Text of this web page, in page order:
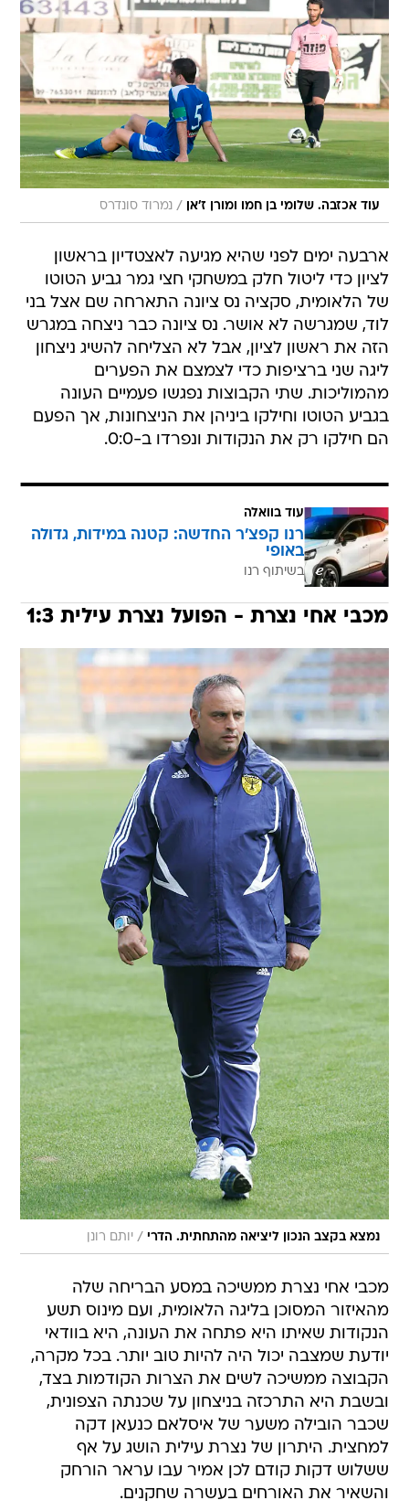
עוד אכזבה. שלומי בן חמו ומורן ז'אן / נמרוד סונדרס
ארבעה ימים לפני שהיא מגיעה לאצטדיון בראשון
לציון כדי ליטול חלק במשחקי חצי גמר גביע הטוטו
של הלאומית, סקציה נס ציונה התארחה שם אצל בני
לוד, שמגרשה לא אושר. נס ציונה כבר ניצחה במגרש
הזה את ראשון לציון, אבל לא הצליחה להשיג ניצחון
ליגה שני ברציפות כדי לצמצם את הפערים
מהמוליכות. שתי הקבוצות נפגשו פעמיים העונה
בגביע הטוטו וחילקו ביניהן את הניצחונות, אך הפעם
הם חילקו רק את הנקודות ונפרדו ב-0:0.
עוד בוואלה
רנו קפצ'ר החדשה: קטנה במידות, גדולה
באופי
בשיתוף רנו
מכבי אחי נצרת - הפועל נצרת עילית 1:3
נמצא בקצב הנכון ליציאה מהתחתית. הדרי / יותם רונן
מכבי אחי נצרת ממשיכה במסע הבריחה שלה
מהאיזור המסוכן בליגה הלאומית, ועם מינוס תשע
הנקודות שאיתו היא פתחה את העונה, היא בוודאי
יודעת שמצבה יכול היה להיות טוב יותר. בכל מקרה,
הקבוצה ממשיכה לשים את הצרות הקודמות בצד,
ובשבת היא התרכזה בניצחון על שכנתה הצפונית,
שכבר הובילה משער של איסלאם כנעאן דקה
למחצית. היתרון של נצרת עילית הושג על אף
ששלוש דקות קודם לכן אמיר עבו עראר הורחק
והשאיר את האורחים בעשרה שחקנים.